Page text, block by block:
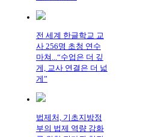
전 세계 한글학교 교
사 256명 초청 연수
마쳐...“수업은 더 깊
게, 교사 연결은 더 넓
게”
법제처, 기초지방정
부의 법제 역량 강화